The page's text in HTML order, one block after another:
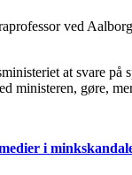
ved
at svare
gøre,
i